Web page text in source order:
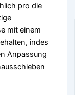
pro die
mit einem
indes
Anpassung